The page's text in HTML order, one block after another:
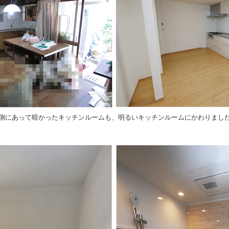
にあって暗かったキッチンルームも、明るいキッチンルームにかわりまし